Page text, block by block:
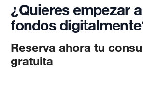
¿Quieres empezar
fondos
Reserva ahora tu
gratuita